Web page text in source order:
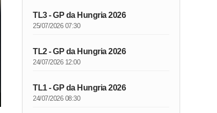
TL3 - GP da Hungria 2026
25/07/2026 07:30
TL2 - GP da Hungria 2026
24/07/2026 12:00
TL1 - GP da Hungria 2026
24/07/2026 08:30